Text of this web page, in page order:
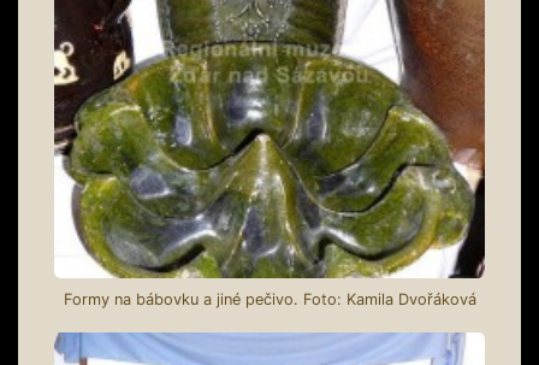
Formy na bábovku a jiné pečivo. Foto: Kamila Dvořáková